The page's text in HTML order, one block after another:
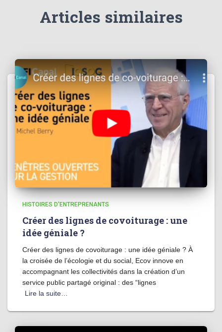
Articles similaires
HISTOIRES D'ENTREPRENANTS
Créer des lignes de covoiturage : une
idée géniale ?
Créer des lignes de covoiturage : une idée géniale ? À
la croisée de l’écologie et du social, Ecov innove en
accompagnant les collectivités dans la création d’un
service public partagé original : des “lignes
Lire la suite…